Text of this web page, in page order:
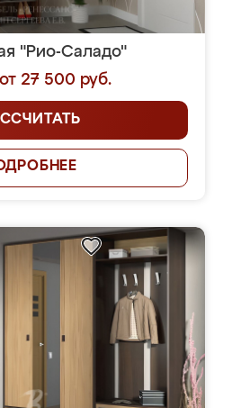
"Рио-Саладо"
27 500 руб.